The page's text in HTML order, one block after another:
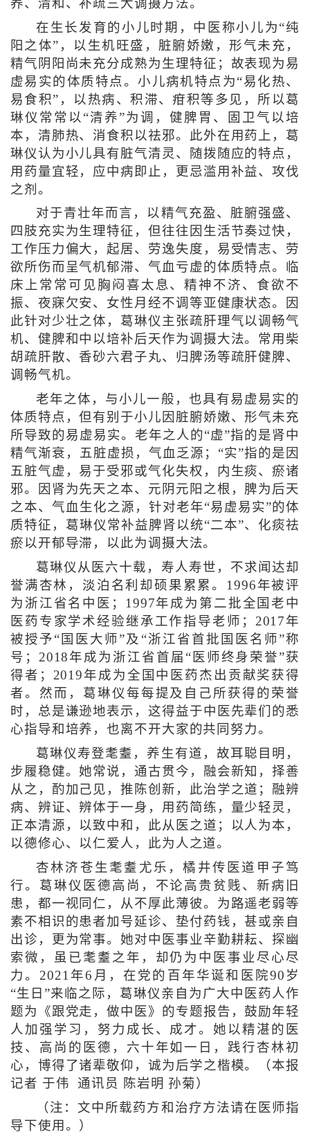
养、清和、补疏三大调摄方法。
在生长发育的小儿时期，中医称小儿为“纯
阳之体”，以生机旺盛，脏腑娇嫩，形气未充，
精气阴阳尚未充分成熟为生理特征；故表现为易
虚易实的体质特点。小儿病机特点为“易化热、
易食积”，以热病、积滞、疳积等多见，所以葛
琳仪常常以“清养”为调，健脾胃、固卫气以培
本，清肺热、消食积以祛邪。此外在用药上，葛
琳仪认为小儿具有脏气清灵、随拨随应的特点，
用药量宜轻，应中病即止，更忌滥用补益、攻伐
之剂。
对于青壮年而言，以精气充盈、脏腑强盛、
四肢充实为生理特征，但往往因生活节奏过快，
工作压力偏大，起居、劳逸失度，易受情志、劳
欲所伤而呈气机郁滞、气血亏虚的体质特点。临
床上常常可见胸闷喜太息、精神不济、食欲不
振、夜寐欠安、女性月经不调等亚健康状态。因
此针对少壮之体，葛琳仪主张疏肝理气以调畅气
机、健脾和中以培补后天作为调摄大法。常用柴
胡疏肝散、香砂六君子丸、归脾汤等疏肝健脾、
调畅气机。
老年之体，与小儿一般，也具有易虚易实的
体质特点，但有别于小儿因脏腑娇嫩、形气未充
所导致的易虚易实。老年之人的“虚”指的是肾中
精气渐衰，五脏虚损，气血乏源；“实”指的是因
五脏气虚，易于受邪或气化失权，内生痰、瘀诸
邪。因肾为先天之本、元阴元阳之根，脾为后天
之本、气血生化之源，针对老年“易虚易实”的体
质特征，葛琳仪常补益脾肾以统“二本”、化痰祛
瘀以开郁导滞，以此为调摄大法。
葛琳仪从医六十载，寿人寿世，不求闻达却
誉满杏林，淡泊名利却硕果累累。1996年被评
为浙江省名中医；1997年成为第二批全国老中
医药专家学术经验继承工作指导老师；2017年
被授予“国医大师”及“浙江省首批国医名师”称
号；2018年成为浙江省首届“医师终身荣誉”获
得者；2019年成为全国中医药杰出贡献奖获得
者。然而，葛琳仪每每提及自己所获得的荣誉
时，总是谦逊地表示，这得益于中医先辈们的悉
心指导和培养，也离不开大家的共同努力。
葛琳仪寿登耄耋，养生有道，故耳聪目明，
步履稳健。她常说，通古贯今，融会新知，择善
从之，酌加己见，推陈创新，此治学之道；融辨
病、辨证、辨体于一身，用药简练，量少轻灵，
正本清源，以致中和，此从医之道；以人为本，
以德修心、以仁爱人，此为人之道。
杏林济苍生耄耋尤乐，橘井传医道甲子笃
行。葛琳仪医德高尚，不论高贵贫贱、新病旧
患，都一视同仁，从不厚此薄彼。为路遥老弱等
素不相识的患者加号延诊、垫付药钱，甚或亲自
出诊，更为常事。她对中医事业辛勤耕耘、探幽
索微，虽已耄耋之年，却仍为中医事业尽心尽
力。2021年6月，在党的百年华诞和医院90岁
“生日”来临之际，葛琳仪亲自为广大中医药人作
题为《跟党走，做中医》的专题报告，鼓励年轻
人加强学习，努力成长、成才。她以精湛的医
技、高尚的医德，六十年如一日，践行杏林初
心，博得了诸辈敬仰，诚为后学之楷模。（本报
记者 于伟 通讯员 陈岩明 孙菊）
（注：文中所载药方和治疗方法请在医师指
导下使用。）